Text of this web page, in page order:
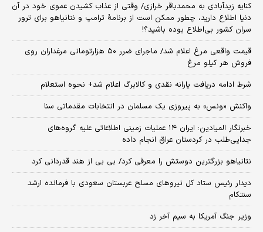
کنایه زیدآبادی به محمدباقر خرازی/ وقتی از عذاب کشیدن عموی خود در آن
دنیا اطلاع دارید، چطور ممکن است از برنامهٔ ترامپ و نتانیاهو برای ترور
سران کشور بی‌اطلاع بوده باشید؟!
قیمت واقعی مرغ اعلام شد/ ماجرای ضرر ۵۰ هزارتومانی مرغداران روی
فروش هر کیلو مرغ
شرط ادامه دریافت یارانه نقدی و کالابرگ اعلام شد+ نحوه استعلام
واکنش «ونس» به پیروزی یک مسلمان در انتخابات مقدماتی سنا
خبرنگار المیادین: ایران ۱۴ عملیات زمینی اطلاعاتی علیه گروه‌های
جدایی‌طلب در کردستان عراق انجام داده
نتانیاهو بزرگترین دوستش را معرفی کرد/ بی بی از هند قدردانی کرد
دیدار رئیس ستاد کل نیروهای مسلح عربستان سعودی با فرمانده ارشد
سنتکام
وزیر جنگ آمریکا به سیم آخر زد